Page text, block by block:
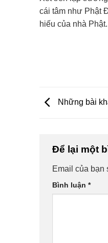
cái tâm như Phật
hiếu của nhà
Những bài
Để lại một
Email của bạn
Bình luận *